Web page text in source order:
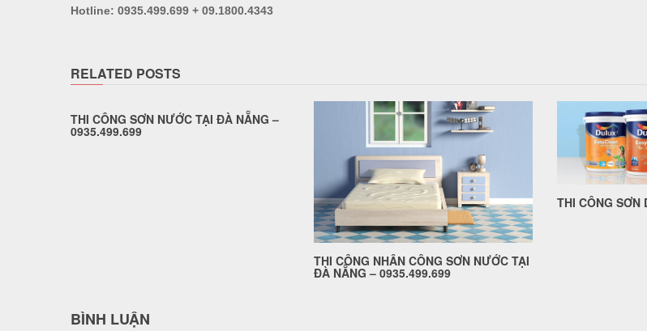
Hotline: 0935.499.699 + 09.1800.4343
RELATED POSTS
THI CÔNG SƠN NƯỚC TẠI ĐÀ NẴNG –
0935.499.699
THI CÔNG NHÂN CÔNG SƠN NƯỚC TẠI
ĐÀ NẴNG – 0935.499.699
THI CÔNG SƠN
BÌNH LUẬN